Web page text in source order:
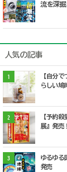
流を深
人気の記事
1
【自分
らしい鳩
2
【予約
展』発売
3
ゆるゆる
発売